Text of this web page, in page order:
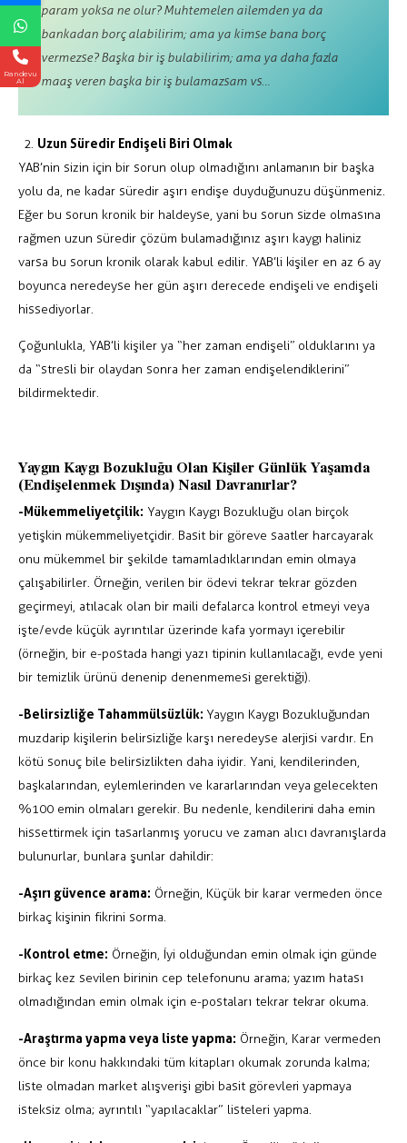
param yoksa ne olur? Muhtemelen ailemden ya da
bankadan borç alabilirim; ama ya kimse bana borç
vermezse? Başka bir iş bulabilirim; ama ya daha fazla
maaş veren başka bir iş bulamazsam vs…
Uzun Süredir Endişeli Biri Olmak
YAB’nin sizin için bir sorun olup olmadığını anlamanın bir başka
yolu da, ne kadar süredir aşırı endişe duyduğunuzu düşünmeniz.
Eğer bu sorun kronik bir haldeyse, yani bu sorun sizde olmasına
rağmen uzun süredir çözüm bulamadığınız aşırı kaygı haliniz
varsa bu sorun kronik olarak kabul edilir. YAB’li kişiler en az 6 ay
boyunca neredeyse her gün aşırı derecede endişeli ve endişeli
hissediyorlar.
Çoğunlukla, YAB’li kişiler ya “her zaman endişeli” olduklarını ya
da “stresli bir olaydan sonra her zaman endişelendiklerini”
bildirmektedir.
Yaygın Kaygı Bozukluğu Olan Kişiler Günlük Yaşamda
(Endişelenmek Dışında) Nasıl Davranırlar?
-Mükemmeliyetçilik: Yaygın Kaygı Bozukluğu olan birçok
yetişkin mükemmeliyetçidir. Basit bir göreve saatler harcayarak
onu mükemmel bir şekilde tamamladıklarından emin olmaya
çalışabilirler. Örneğin, verilen bir ödevi tekrar tekrar gözden
geçirmeyi, atılacak olan bir maili defalarca kontrol etmeyi veya
işte/evde küçük ayrıntılar üzerinde kafa yormayı içerebilir
(örneğin, bir e-postada hangi yazı tipinin kullanılacağı, evde yeni
bir temizlik ürünü denenip denenmemesi gerektiği).
-Belirsizliğe Tahammülsüzlük: Yaygın Kaygı Bozukluğundan
muzdarip kişilerin belirsizliğe karşı neredeyse alerjisi vardır. En
kötü sonuç bile belirsizlikten daha iyidir. Yani, kendilerinden,
başkalarından, eylemlerinden ve kararlarından veya gelecekten
%100 emin olmaları gerekir. Bu nedenle, kendilerini daha emin
hissettirmek için tasarlanmış yorucu ve zaman alıcı davranışlarda
bulunurlar, bunlara şunlar dahildir:
-Aşırı güvence arama: Örneğin, Küçük bir karar vermeden önce
birkaç kişinin fikrini sorma.
-Kontrol etme: Örneğin, İyi olduğundan emin olmak için günde
birkaç kez sevilen birinin cep telefonunu arama; yazım hatası
olmadığından emin olmak için e-postaları tekrar tekrar okuma.
-Araştırma yapma veya liste yapma: Örneğin, Karar vermeden
önce bir konu hakkındaki tüm kitapları okumak zorunda kalma;
liste olmadan market alışverişi gibi basit görevleri yapmaya
isteksiz olma; ayrıntılı “yapılacaklar” listeleri yapma.
Randevu
Al